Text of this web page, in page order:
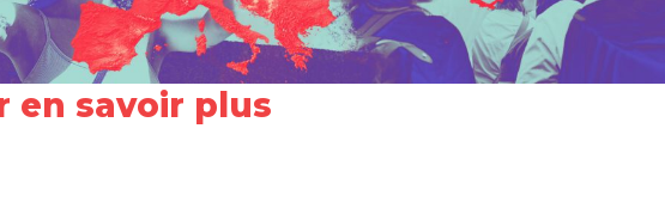
en savoir plus